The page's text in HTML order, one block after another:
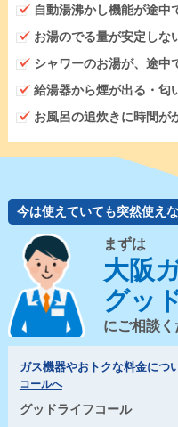
自動湯沸かし機能が途中
お湯のでる量が安定しな
シャワーのお湯が、途中
給湯器から煙が出る・匂
お風呂の追炊きに時間が
今は使えていても突然使え
まずは
大阪
グッ
にご相談く
ガス機器やおトクな料金につ
コールへ
グッドライフコール